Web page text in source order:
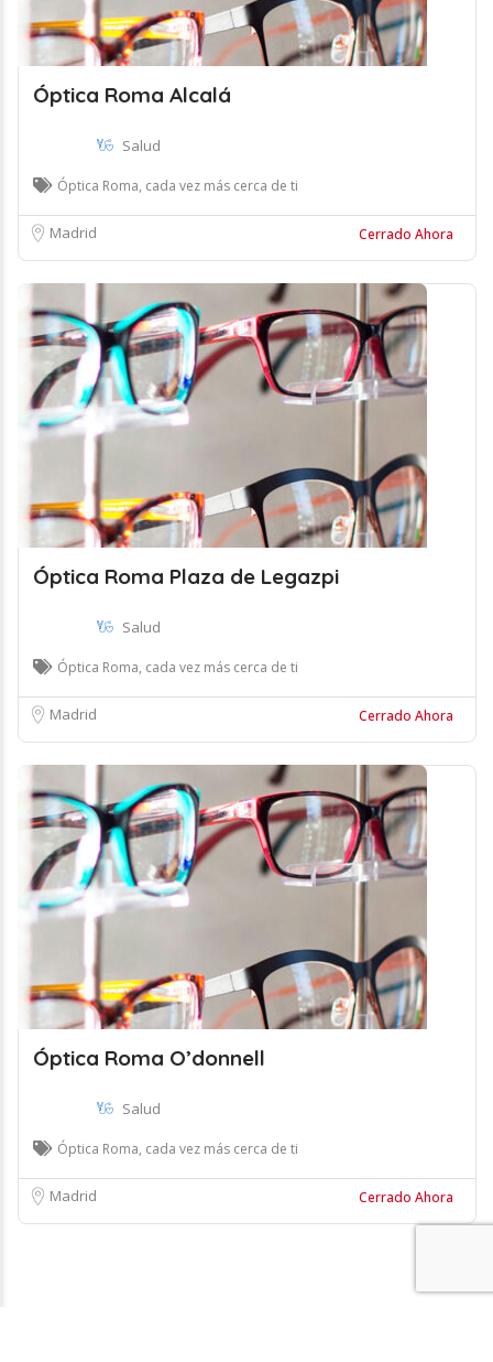
Óptica Roma Alcalá
Salud
Óptica Roma, cada vez más cerca de ti
Madrid Cerrado Ahora
Óptica Roma Plaza de Legazpi
Salud
Óptica Roma, cada vez más cerca de ti
Madrid Cerrado Ahora
Óptica Roma O’donnell
Salud
Óptica Roma, cada vez más cerca de ti
Madrid Cerrado Ahora